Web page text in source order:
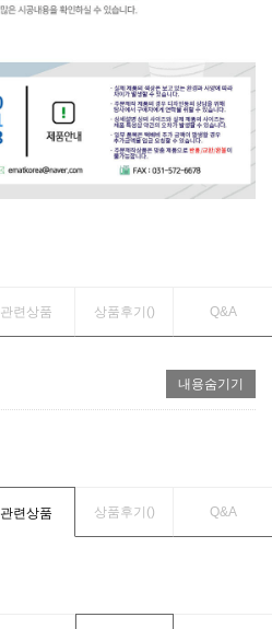
관련상품 상품후기() Q&A
내용숨기기
관련상품 상품후기() Q&A